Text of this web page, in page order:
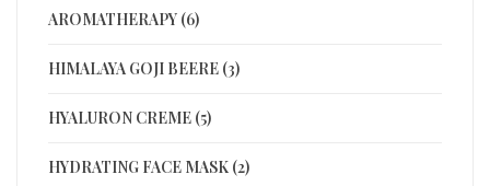
AROMATHERAPY (6)
HIMALAYA GOJI BEERE (3)
HYALURON CREME (5)
HYDRATING FACE MASK (2)